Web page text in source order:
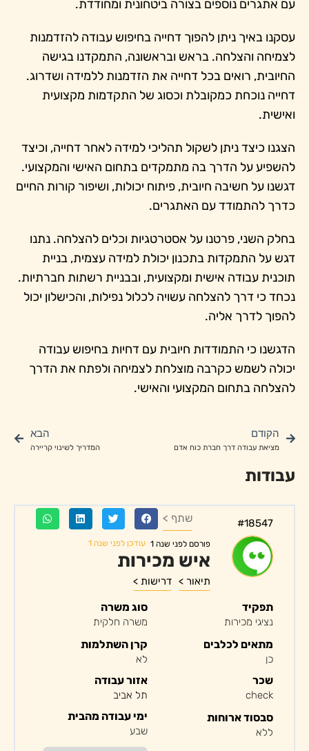
עם אתגרים נוספים בצורה ביטחונית ומחודדת.
עסקנו באיך ניתן להפוך דחייה בחיפוש עבודה להזדמנות
לצמיחה והצלחה. בראש ובראשונה, התמקדנו בגישה
החיובית, רואים בכל דחייה את הזדמנות ללמידה ושדרוג.
דחייה נוכחת כמקובלת וכסוג של התקדמות מקצועית
ואישית.
הצגנו כיצד ניתן לשקול תהליכי למידה לאחר דחייה, וכיצד
להשפיע על הדרך בה מתמקדים בתחום האישי והמקצועי.
דגשנו על חשיבה חיובית, פיתוח יכולות, ושיפור קורות החיים
כדרך להתמודד עם האתגרים.
בחלק השני, פרטנו על אסטרטגיות וכלים להצלחה. נתנו
דגש על התמקדות בתכנון יכולת למידה עצמית, בניית
תוכנית עבודה אישית ומקצועית, ובבניית רשתות חברתיות.
נכחד כי דרך להצלחה עשויה לכלול נפילות, והכישלון יכול
להפוך לדרך אליה.
הדגשנו כי התמודדות חיובית עם דחיות בחיפוש עבודה
יכולה לשמש כקרבה מוצלחת לצמיחה ולפתח את הדרך
להצלחה בתחום המקצועי והאישי.
הקודם
מציאת עבודה דרך חברת כוח אדם
הבא
המדריך לשינוי קריירה
עבודות
#18547 שתף >
פורסם לפני שנה 1 עודכן לפני שנה 1
איש מכירות
תיאור > דרישות >
תפקיד
נציגי מכירות
מתאים לכלבים
כן
סוג משרה
משרה חלקית
קרן השתלמות
לא
שכר
check
סבסוד ארוחות
ללא
אזור עבודה
תל אביב
ימי עבודה מהבית
שבע